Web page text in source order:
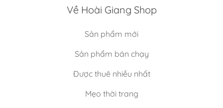
Về Hoài Giang Shop
Sản phẩm mới
Sản phẩm bán chạy
Được thuê nhiều nhất
Mẹo thời trang